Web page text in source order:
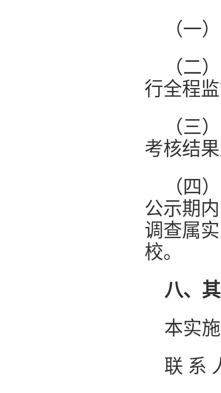
（一
（二
行全程
（三
考核结
（四
公示期
调查属
校。
八、
本实
联 系